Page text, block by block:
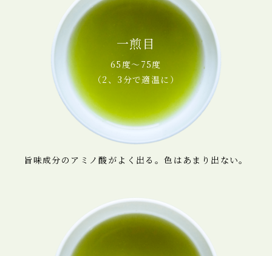
一煎目
65度～75度
（2、3分で適温に）
旨味成分のアミノ酸がよく出る。色はあまり出ない。